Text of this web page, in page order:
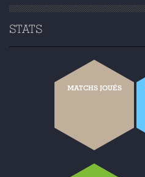
STATS
MATCHS JOUÉS